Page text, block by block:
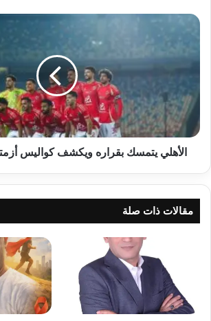
الأهلي
بقراره
ويكشف
أزمته
مع
اتحاد
الكرة
الأهلي يتمسك بقراره ويكشف كواليس
مقالات ذات صلة